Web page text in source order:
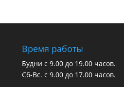
Время работы
Будни с 9.00 до 19.00 часов.
Сб-Вс. с 9.00 до 17.00 часов.